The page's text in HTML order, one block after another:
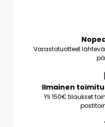
Varastotuotteet
Ilmainen
Yli 150€ tilaukset